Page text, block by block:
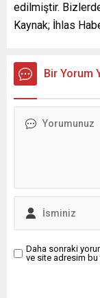
edilmiştir.
Kaynak; İhlas
Bir Yorum
Daha sonraki
ve site adresim bu